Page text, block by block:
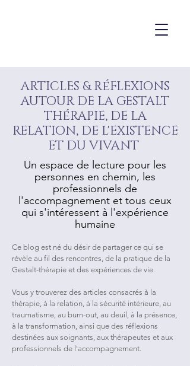
ARTICLES & RéFLEXIONS
AUTOUR DE LA GESTALT
THéRAPIE, DE LA
RELATION, DE L'EXISTENCE
ET DU VIVANT
Un espace de lecture pour les
personnes en chemin, les
professionnels de
l'accompagnement et tous ceux
qui s'intéressent à l'expérience
humaine
Ce blog est né du désir de partager ce qui se
révèle au fil des rencontres, de la pratique de la
Gestalt-thérapie et des expériences de vie.
Vous y trouverez des articles consacrés à la
thérapie, à la relation, à la sécurité intérieure, au
traumatisme, au burn-out, au deuil, à la présence,
à la transformation, ainsi que des réflexions
destinées aux soignants, aux thérapeutes et aux
professionnels de l'accompagnement.